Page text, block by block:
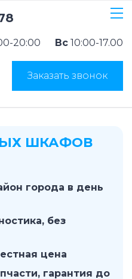
20:00 Вс 10:00-17.00
Заказать звонок
ШКАФОВ
города в день
без
цена
гарантия до